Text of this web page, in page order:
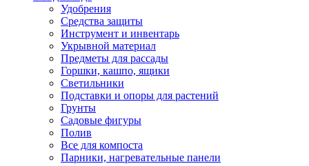
Удобрения
Средства защиты
Инструмент и инвентарь
Укрывной материал
Предметы для рассады
Горшки, кашпо, ящики
Светильники
Подставки и опоры для растений
Грунты
Садовые фигуры
Полив
Все для компоста
Парники, нагревательные панели